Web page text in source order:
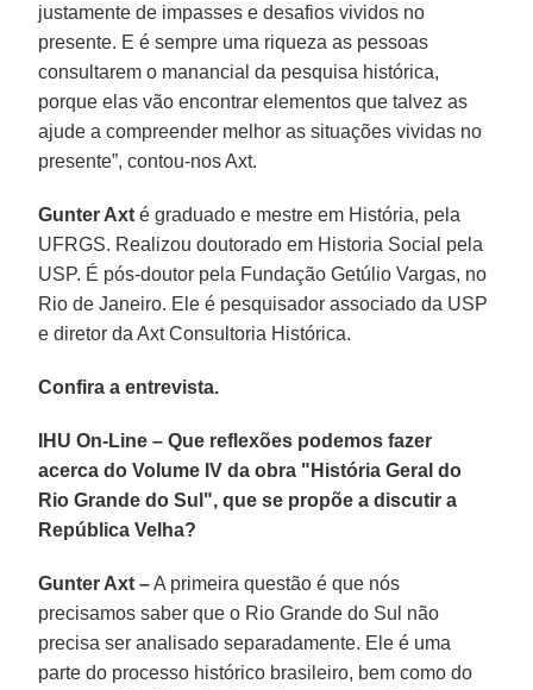
justamente de impasses e desafios vividos no
presente. E é sempre uma riqueza as pessoas
consultarem o manancial da pesquisa histórica,
porque elas vão encontrar elementos que talvez as
ajude a compreender melhor as situações vividas no
presente”, contou-nos Axt.
Gunter Axt é graduado e mestre em História, pela
UFRGS. Realizou doutorado em Historia Social pela
USP. É pós-doutor pela Fundação Getúlio Vargas, no
Rio de Janeiro. Ele é pesquisador associado da USP
e diretor da Axt Consultoria Histórica.
Confira a entrevista.
IHU On-Line – Que reflexões podemos fazer
acerca do Volume IV da obra "História Geral do
Rio Grande do Sul", que se propõe a discutir a
República Velha?
Gunter Axt –A primeira questão é que nós
precisamos saber que o Rio Grande do Sul não
precisa ser analisado separadamente. Ele é uma
parte do processo histórico brasileiro, bem como do